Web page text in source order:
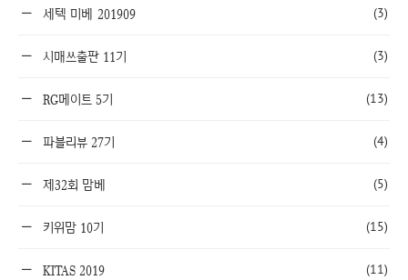
세텍 미베 201909 (3)
시매쓰출판 11기 (3)
RG메이트 5기 (13)
파블리뷰 27기 (4)
제32회 맘베 (5)
키위맘 10기 (15)
KITAS 2019 (11)